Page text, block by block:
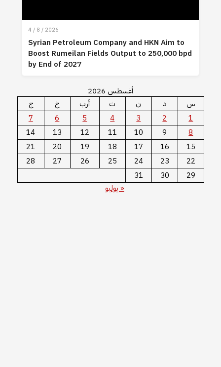
4 / 8 / 2026
Syrian Petroleum Company and HKN Aim to
Boost Rumeilan Fields Output to 250,000 bpd
by End of 2027
أغسطس 2026
س
د ن ث أرب خ
ج
1
2
3
4
5
6
7
8
9
10
11
12
13
14
15
16
17
18
19
20
21
22
23
24
25
26
27
28
29
30
31
« يوليو